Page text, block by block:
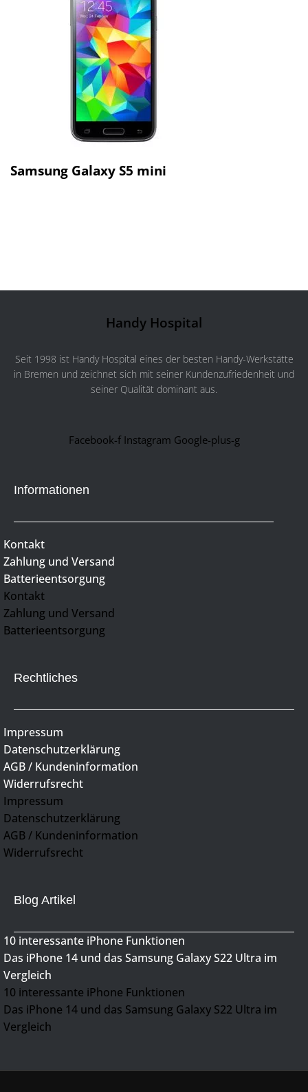
Samsung Galaxy S5 mini
Handy Hospital
Seit 1998 ist Handy Hospital eines der besten Handy-Werkstätte
in Bremen und zeichnet sich mit seiner Kundenzufriedenheit und
seiner Qualität dominant aus.
Facebook-f Instagram Google-plus-g
Informationen
Kontakt
Zahlung und Versand
Batterieentsorgung
Kontakt
Zahlung und Versand
Batterieentsorgung
Rechtliches
Impressum
Datenschutzerklärung
AGB / Kundeninformation
Widerrufsrecht
Impressum
Datenschutzerklärung
AGB / Kundeninformation
Widerrufsrecht
Blog Artikel
10 interessante iPhone Funktionen
Das iPhone 14 und das Samsung Galaxy S22 Ultra im
Vergleich
10 interessante iPhone Funktionen
Das iPhone 14 und das Samsung Galaxy S22 Ultra im
Vergleich